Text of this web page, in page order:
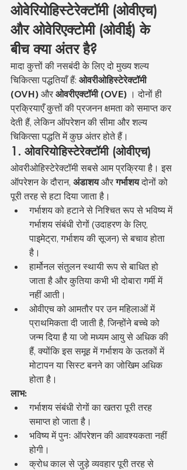
ओवेरियोहिस्टेरेक्टॉमी (ओवीएच)
और ओवेरिएक्टोमी (ओवीई) के
बीच क्या अंतर है?
मादा कुत्तों की नसबंदी के लिए दो मुख्य शल्य
चिकित्सा पद्धतियाँ हैं: ओवरीओहिस्टेरेक्टॉमी
(OVH) और ओवरीएक्टॉमी (OVE) । दोनों ही
प्रक्रियाएँ कुत्तों की प्रजनन क्षमता को समाप्त कर
देती हैं, लेकिन ऑपरेशन की सीमा और शल्य
चिकित्सा पद्धति में कुछ अंतर होते हैं।
1. ओवरियोहिस्टेरेक्टॉमी (ओवीएच)
ओवरीओहिस्टेरेक्टॉमी सबसे आम प्रक्रिया है। इस
ऑपरेशन के दौरान, अंडाशय और गर्भाशय दोनों को
पूरी तरह से हटा दिया जाता है।
गर्भाशय को हटाने से निश्चित रूप से भविष्य में
गर्भाशय संबंधी रोगों (उदाहरण के लिए,
पाइमेट्रा, गर्भाशय की सूजन) से बचाव होता
है।
हार्मोनल संतुलन स्थायी रूप से बाधित हो
जाता है और कुतिया कभी भी दोबारा गर्मी में
नहीं आती।
ओवीएच को आमतौर पर उन महिलाओं में
प्राथमिकता दी जाती है, जिन्होंने बच्चे को
जन्म दिया है या जो मध्यम आयु से अधिक की
हैं, क्योंकि इस समूह में गर्भाशय के ऊतकों में
मोटापन या सिस्ट बनने का जोखिम अधिक
होता है।
लाभ:
गर्भाशय संबंधी रोगों का खतरा पूरी तरह
समाप्त हो जाता है।
भविष्य में पुनः ऑपरेशन की आवश्यकता नहीं
होगी।
क्रोध काल से जुड़े व्यवहार पूरी तरह से